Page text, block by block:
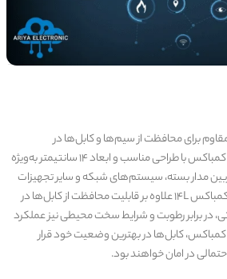
مقاوم برای محافظت از سیم‌ها و کابل‌ها در
سیستم‌های نظارتی است. این کمباکس با طراحی مناسب و ابعاد 14 سانتیمتر به‌ویژه
مدار بسته، سیستم‌های شبکه و سایر تجهیزات
الکترونیکی تولید شده است. کمباکس 14L علاوه بر قابلیت محافظت از کابل‌ها در
در برابر رطوبت و شرایط سخت محیطی نیز عملکرد
کمباکس، کابل‌ها در بهترین وضعیت خود قرار
در امان خواهند بود.